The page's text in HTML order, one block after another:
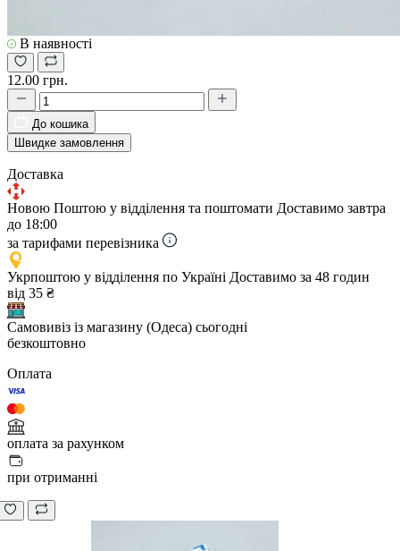
В наявності
12.00 грн.
До кошика
Швидке замовлення
Доставка
Новою Поштою у відділення та поштомати Доставимо завтра
до 18:00
за тарифами перевізника
Укрпоштою у відділення по Україні Доставимо за 48 годин
від 35 ₴
Самовивіз із магазину (Одеса) сьогодні
безкоштовно
Оплата
оплата за рахунком
при отриманні